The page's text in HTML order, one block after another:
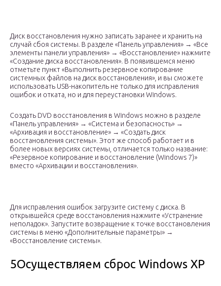
Диск восстановления нужно записать заранее и хранить на
случай сбоя системы. В разделе «Панель управления» → «Все
элементы панели управления» → «Восстановление» нажмите
«Создание диска восстановления». В появившемся меню
отметьте пункт «Выполнить резервное копирование
системных файлов на диск восстановления», и вы сможете
использовать USB-накопитель не только для исправления
ошибок и отката, но и для переустановки Windows.
Создать DVD восстановления в Windows можно в разделе
«Панель управления» → «Система и безопасность» →
«Архивация и восстановление» → «Создать диск
восстановления системы». Этот же способ работает и в
более новых версиях системы, отличается только название:
«Резервное копирование и восстановление (Windows 7)»
вместо «Архивации и восстановления».
Для исправления ошибок загрузите систему с диска. В
открывшейся среде восстановления нажмите «Устранение
неполадок». Запустите возвращение к точке восстановления
системы в меню «Дополнительные параметры» →
«Восстановление системы».
5Осуществляем сброс Windows XP